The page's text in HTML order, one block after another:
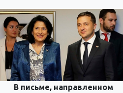
В письме, направленном